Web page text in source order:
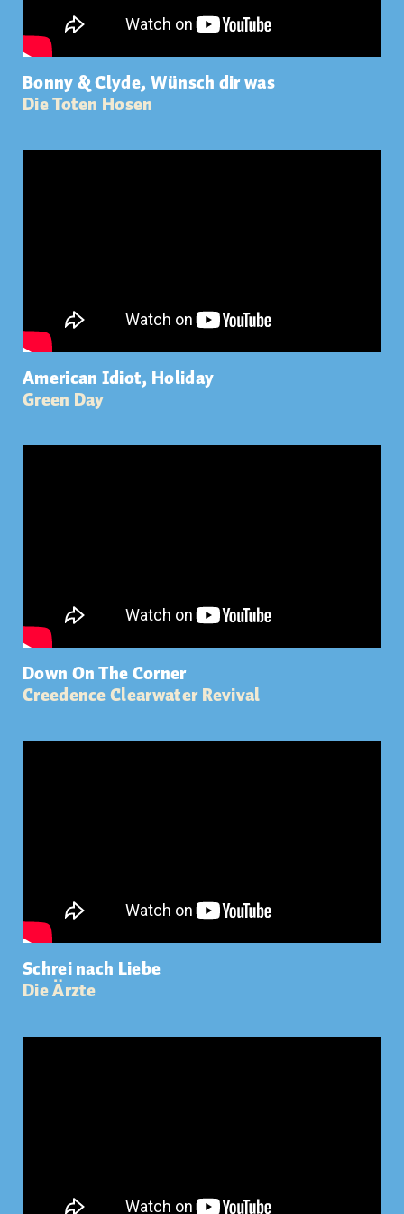
Bonny & Clyde, Wünsch dir was
Die Toten Hosen
American Idiot, Holiday
Green Day
Down On The Corner
Creedence Clearwater Revival
Schrei nach Liebe
Die Ärzte